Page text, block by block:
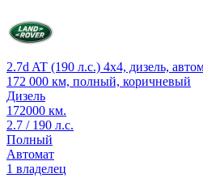
2.7d AT (190 л.с.) 4x4, дизель,
172 000 км, полный, коричневый
Дизель
172000 км.
2.7 / 190 л.с.
Полный
Автомат
1 владелец